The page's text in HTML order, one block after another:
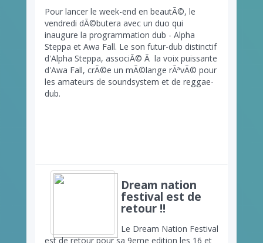
Pour lancer le week-end en beautÃ©, le
vendredi dÃ©butera avec un duo qui
inaugure la programmation dub - Alpha
Steppa et Awa Fall. Le son futur-dub distinctif
d'Alpha Steppa, associÃ© Ã la voix puissante
d'Awa Fall, crÃ©e un mÃ©lange rÃªvÃ© pour
les amateurs de soundsystem et de reggae-
dub.
Dream nation
festival est de
retour !!
Le Dream Nation Festival
est de retour pour sa 9eme edition les 16 et